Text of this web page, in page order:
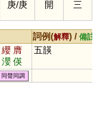
庚/庚 開 三
詞例(解釋) / 備註
纓 膺
瀴 偀
譻 蝧
五韺
同聲同調